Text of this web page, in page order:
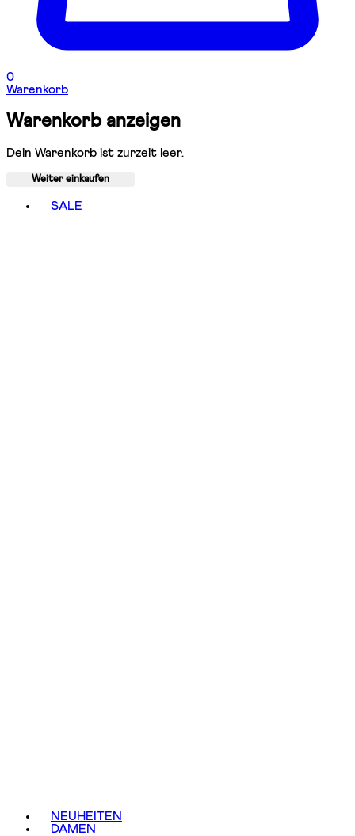
0
Warenkorb
Warenkorb anzeigen
Dein Warenkorb ist zurzeit leer.
Weiter einkaufen
SALE
NEUHEITEN
DAMEN